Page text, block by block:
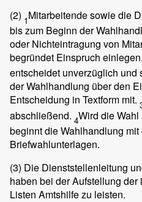
(2) 1Mitarbeitende sowie die
bis zum Beginn der
oder Nichteintragung von
begründet Einspruch einlegen.
entscheidet unverzüglich und
der Wahlhandlung über den
Entscheidung in Textform mit.
abschließend. 4Wird die
beginnt die Wahlhandlung
Briefwahlunterlagen.
(3) Die Dienststellenleitung
haben bei der Aufstellung
Listen Amtshilfe zu leisten.